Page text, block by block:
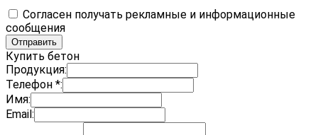
Согласен получать рекламные и информационные
сообщения
Купить бетон
Продукция:
Телефон *:
Имя:
Email: